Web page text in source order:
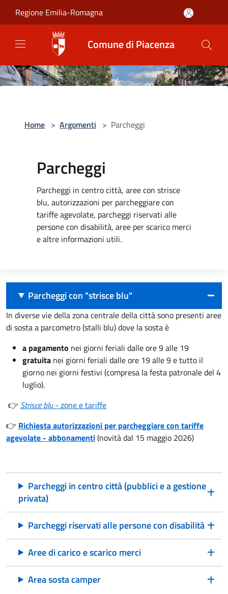
Regione Emilia-Romagna
Comune di Piacenza
Home > Argomenti > Parcheggi
Parcheggi
Parcheggi in centro città, aree con strisce
blu, autorizzazioni per parcheggiare con
tariffe agevolate, parcheggi riservati alle
persone con disabilità, aree per scarico merci
e altre informazioni utili.
Parcheggi con "strisce blu"
In diverse vie della zona centrale della città sono presenti aree
di sosta a parcometro (stalli blu) dove la sosta è
a pagamento nei giorni feriali dalle ore 9 alle 19
gratuita nei giorni feriali dalle ore 19 alle 9 e tutto il
giorno nei giorni festivi (compresa la festa patronale del 4
luglio).
👉 Strisce blu- zone e tariffe
👉 Richiesta autorizzazioni per parcheggiare con tariffe
agevolate - abbonamenti(novità dal 15 maggio 2026)
Parcheggi in centro città (pubblici e a gestione
privata)
Parcheggi riservati alle persone con disabilità
Aree di carico e scarico merci
Area sosta camper